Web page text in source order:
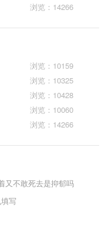
浏览：14266
浏览：10159
浏览：10325
浏览：10428
浏览：10060
浏览：14266
又不敢死去是抑郁吗
写